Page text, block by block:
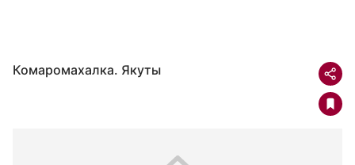
Комаромахалка. Якуты